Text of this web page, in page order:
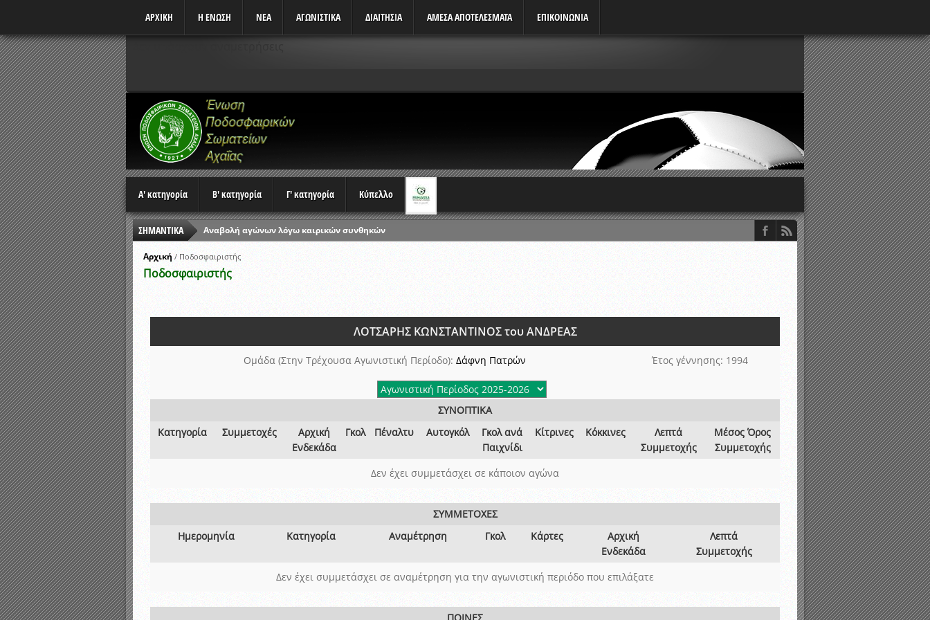
ΑΡΧΙΚΗ Η ΕΝΩΣΗ ΝΕΑ ΑΓΩΝΙΣΤΙΚΆ ΔΙΑΙΤΗΣΙΑ ΑΜΕΣΑ ΑΠΟΤΕΛΕΣΜΑΤΑ ΕΠΙΚΟΙΝΩΝΙΑ
Α' κατηγορία Β' κατηγορία Γ' κατηγορία Κύπελλο
ΣΗΜΑΝΤΙΚΑ
Αναβολή αγώνων λόγω καιρικών συνθηκών
Ώρες έναρξης αγώνων Πρωταθλημάτων
Αποτελέσματα επαναληπτικών γραπτών εξετάσεων και αγωνιστικών δοκιμασιών διαιτητών και παρατηρητών ΕΠΣΑ
Κληρώσεις Πρωταθλημάτων και Κυπέλλου 2015-2016
Αρχική / Ποδοσφαιριστής
Ποδοσφαιριστής
ΛΟΤΣΑΡΗΣ ΚΩΝΣΤΑΝΤΙΝΟΣ του ΑΝΔΡΕΑΣ
Ομάδα (Στην Τρέχουσα Αγωνιστική Περίοδο): Δάφνη Πατρών Έτος γέννησης: 1994
ΣΥΝΟΠΤΙΚΑ
Κατηγορία
Συμμετοχές
Αρχική
Ενδεκάδα
Γκολ Πέναλτυ Αυτογκόλ
Γκολ ανά
Παιχνίδι
Κίτρινες Κόκκινες
Λεπτά
Συμμετοχής
Μέσος Όρος
Συμμετοχής
Δεν έχει συμμετάσχει σε κάποιον αγώνα
ΣΥΜΜΕΤΟΧΕΣ
Ημερομηνία
Κατηγορία Αναμέτρηση Γκολ Κάρτες
Αρχική
Ενδεκάδα
Λεπτά
Συμμετοχής
Δεν έχει συμμετάσχει σε αναμέτρηση για την αγωνιστική περιόδο που επιλάξατε